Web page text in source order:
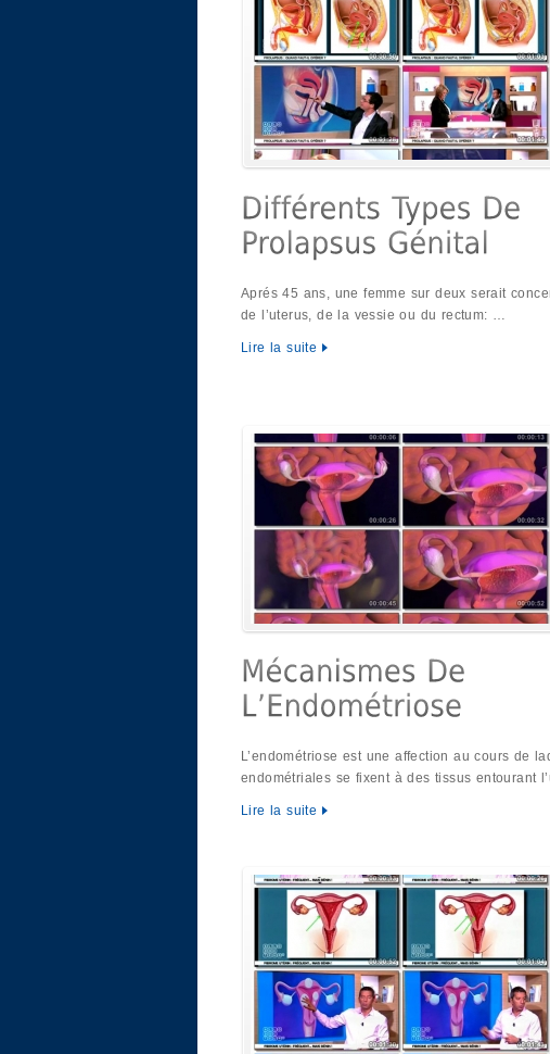
Aprés 45 ans, une femme sur deux serait
de l’uterus, de la vessie ou du rectum: …
Lire la suite
L’endométriose est une affection au cours de
endométriales se fixent à des tissus entourant
Lire la suite